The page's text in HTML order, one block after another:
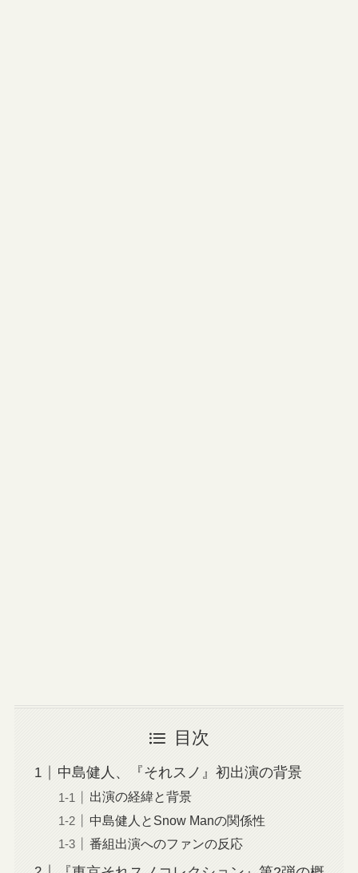
目次
中島健人、『それスノ』初出演の背景
出演の経緯と背景
中島健人とSnow Manの関係性
番組出演へのファンの反応